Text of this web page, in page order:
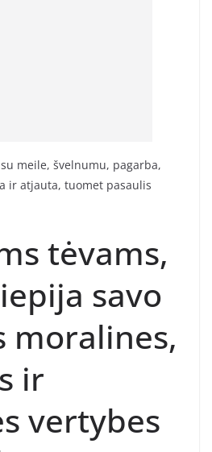
meile, švelnumu, pagarba,
ir atjauta, tuomet pasaulis
tėvams,
savo
moralines,
ir
vertybes